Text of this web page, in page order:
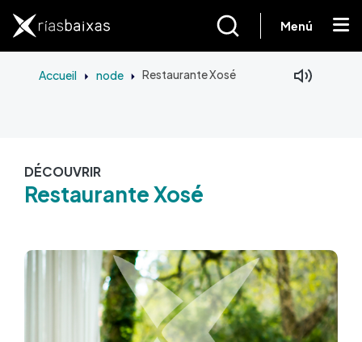
Menú
Accueil node Restaurante Xosé
DÉCOUVRIR
Restaurante Xosé
Image